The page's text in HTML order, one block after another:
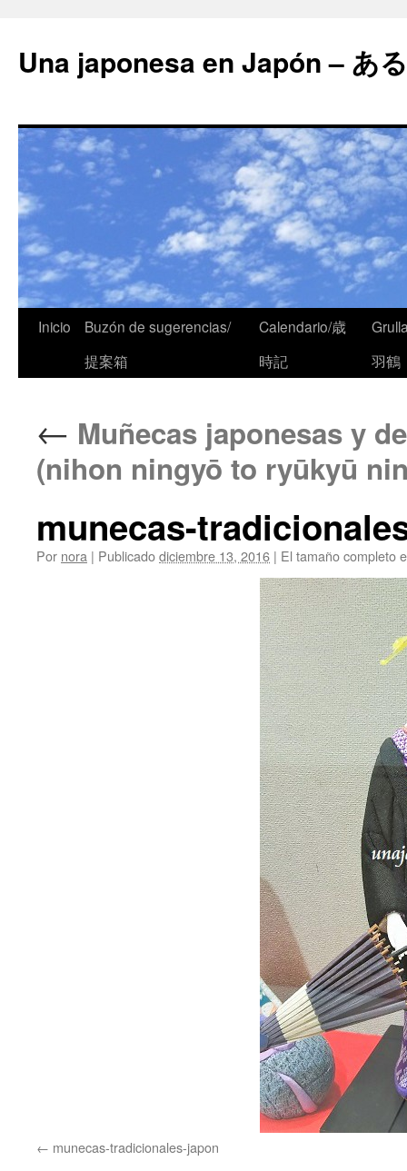
Una japonesa en Japón – あ
Inicio
Buzón de sugerencias/
提案箱
Calendario/歳
時記
羽鶴
← Muñecas japonesas y
(nihon ningyō to ryūkyū
munecas-
Por nora | Publicadodiciembre 13, 2016 | El tamaño completo
munecas-tradicionales-japon